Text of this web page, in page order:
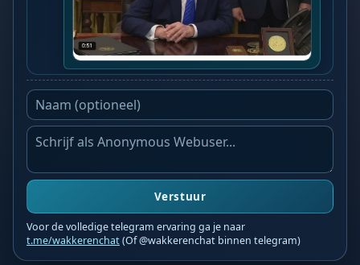
Verstuur
Voor de volledige telegram ervaring ga je naar
t.me/wakkerenchat(Of @wakkerenchat binnen telegram)